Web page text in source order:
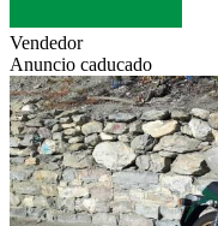
Vendedor
Anuncio caducado